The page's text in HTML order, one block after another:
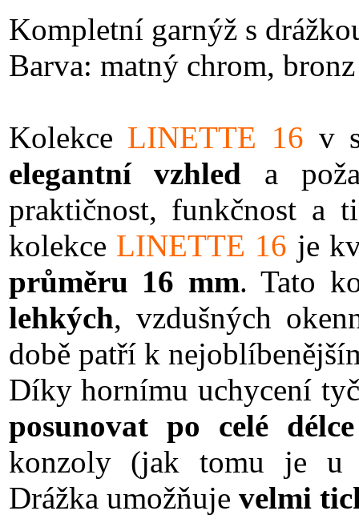
Kompletní garnýž s
Barva: matný chrom,
Kolekce LINETTE 16 v
elegantní vzhled a
praktičnost, funkčnost a
kolekce LINETTE 16 je
průměru 16 mm. Tato
lehkých, vzdušných
době patří k
Díky hornímu uchycení
posunovat po celé délce
konzoly (jak tomu je u
Drážka umožňuje velmi